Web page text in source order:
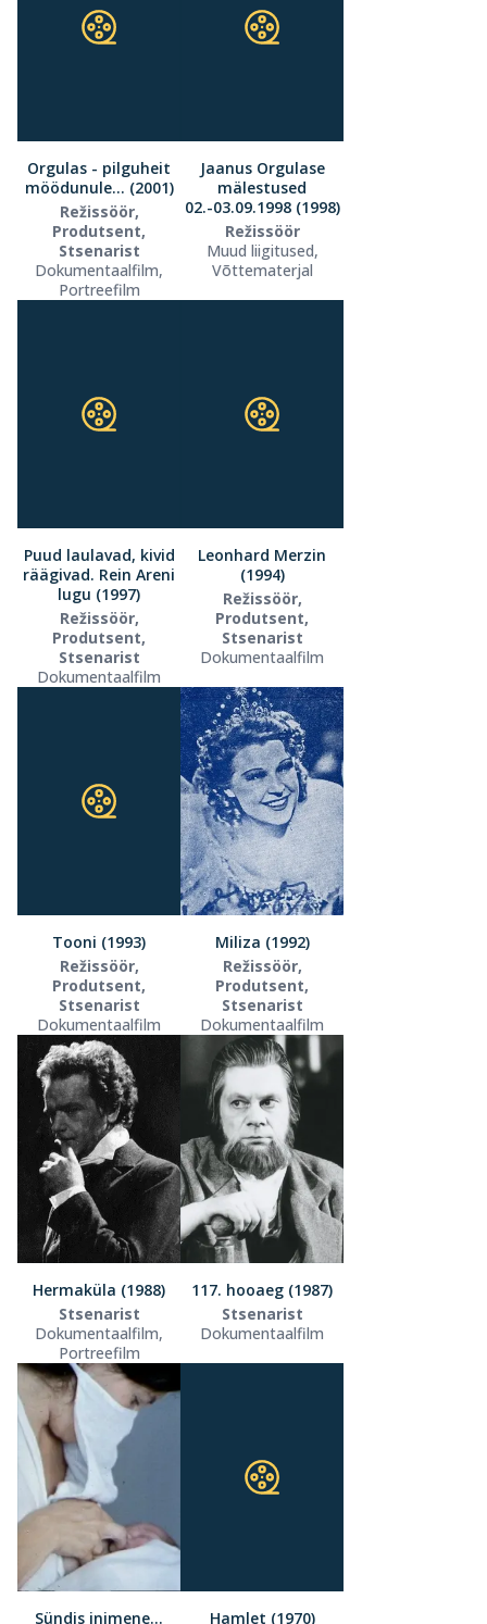
Orgulas - pilguheit
möödunule... (2001)
Režissöör,
Produtsent,
Stsenarist
Dokumentaalfilm,
Portreefilm
Jaanus Orgulase
mälestused
02.-03.09.1998 (1998)
Režissöör
Muud liigitused,
Võttematerjal
Puud laulavad, kivid
räägivad. Rein Areni
lugu (1997)
Režissöör,
Produtsent,
Stsenarist
Dokumentaalfilm
Leonhard Merzin
(1994)
Režissöör,
Produtsent,
Stsenarist
Dokumentaalfilm
Tooni (1993)
Režissöör,
Produtsent,
Stsenarist
Dokumentaalfilm
Miliza (1992)
Režissöör,
Produtsent,
Stsenarist
Dokumentaalfilm
Hermaküla (1988)
Stsenarist
Dokumentaalfilm,
Portreefilm
117. hooaeg (1987)
Stsenarist
Dokumentaalfilm
Sündis inimene... Hamlet (1970)